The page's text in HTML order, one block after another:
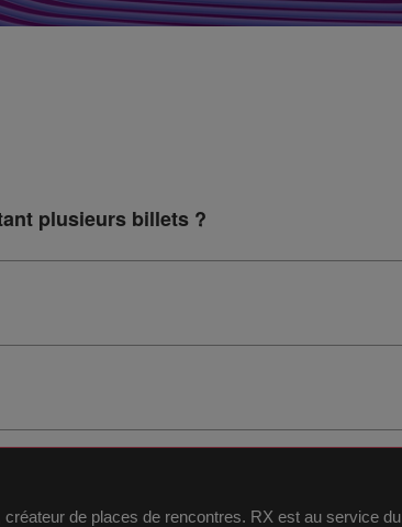
plusieurs billets ?
de places de rencontres. RX est au service du